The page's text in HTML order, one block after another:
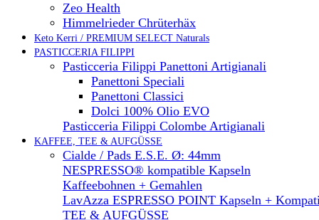
Zeo Health
Himmelrieder Chrüterhäx
Keto Kerri / PREMIUM SELECT Naturals
PASTICCERIA FILIPPI
Pasticceria Filippi Panettoni Artigianali
Panettoni Speciali
Panettoni Classici
Dolci 100% Olio EVO
Pasticceria Filippi Colombe Artigianali
KAFFEE, TEE & AUFGÜSSE
Cialde / Pads E.S.E. Ø: 44mm
NESPRESSO® kompatible Kapseln
Kaffeebohnen + Gemahlen
LavAzza ESPRESSO POINT Kapseln +
TEE & AUFGÜSSE